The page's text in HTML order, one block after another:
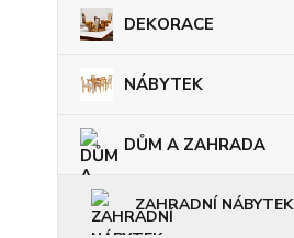
DEKORACE
NÁBYTEK
DŮM A ZAHRADA
ZAHRADNÍ NÁBYTEK